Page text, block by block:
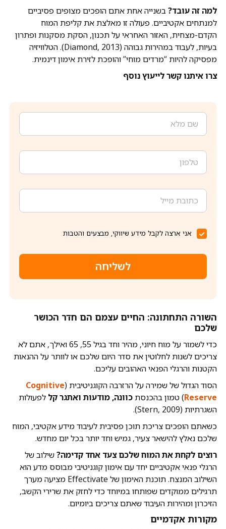
למה זה עובד?בשנייה אחת אתם הופכים מצופים פסיביים
למנתחים אקטיביים. פעולה זו מאלצת את קליפת המוח
הקדם-מצחית, האזור האחראי על תכנון, הסקת מסקנות ופתרון
בעיות, לעבוד במהירות גבוהה (Diamond, 2013). הטלוויזיה
מפסיקה להיות “מרדים מוחי” והופכת לזירת אימון דינמית.
צרו איתנו קשר לייעוץ נוסף
אני ארצה לקבל מידע שיווקי, מבצעים והטבות
לשליחה
השורה התחתונה: החיים עצמם הם חדר הכושר
שלכם
כדי לשמור על מוח חיוני, מהיר וחד בגיל 55, 65 ואילך, אתם לא
צריכים לשנות לחלוטין את סדר היום שלכם או לוותר על ההנאות
הקטנות והרגלי הפנאי האהובים עליכם.
הסוד הגדול של שמירה על הרזרבה הקוגניטיבית (Cognitive
Reserve) טמון בהכנסת כוונה, מודעות ואתגר קל לפעולות
השגרתיות (Stern, 2009).
כשאתם הופכים צריכת תוכן פסיבית לעיבוד מידע אקטיבי, המוח
שלכם נאלץ להישאר צעיר, גמיש וחד יותר בכל יום מחדש.
רוצים לקחת את המוח שלכם צעד אחד קדימה?שילוב של
הרגלי פנאי אקטיביים יחד עם אימון קוגניטיבי מבוסס מדע הוא
השילוב המנצח. תוכנת האימון של Effectivate מציעה מערך
תרגילים ממוקדים שפותחו במיוחד כדי לחזק את שרירי הקשב,
הזיכרון ומהירות העיבוד שאתם צריכים ביומיום.
מקורות אקדמיים